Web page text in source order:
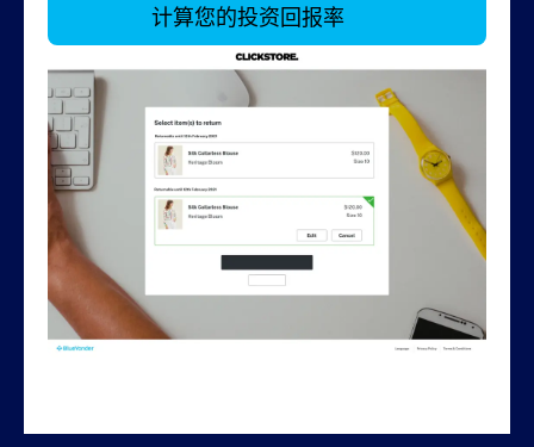
计算您的投资回报率
计算您的投资回报率
计算您的投资回报率
计算您的投资回报率
计算您的投资回报率